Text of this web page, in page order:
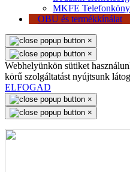
MKFE
OBU és termékkínálat
×
×
Webhelyünkön sütiket
körű szolgáltatást nyújtsunk
ELFOGAD
×
×